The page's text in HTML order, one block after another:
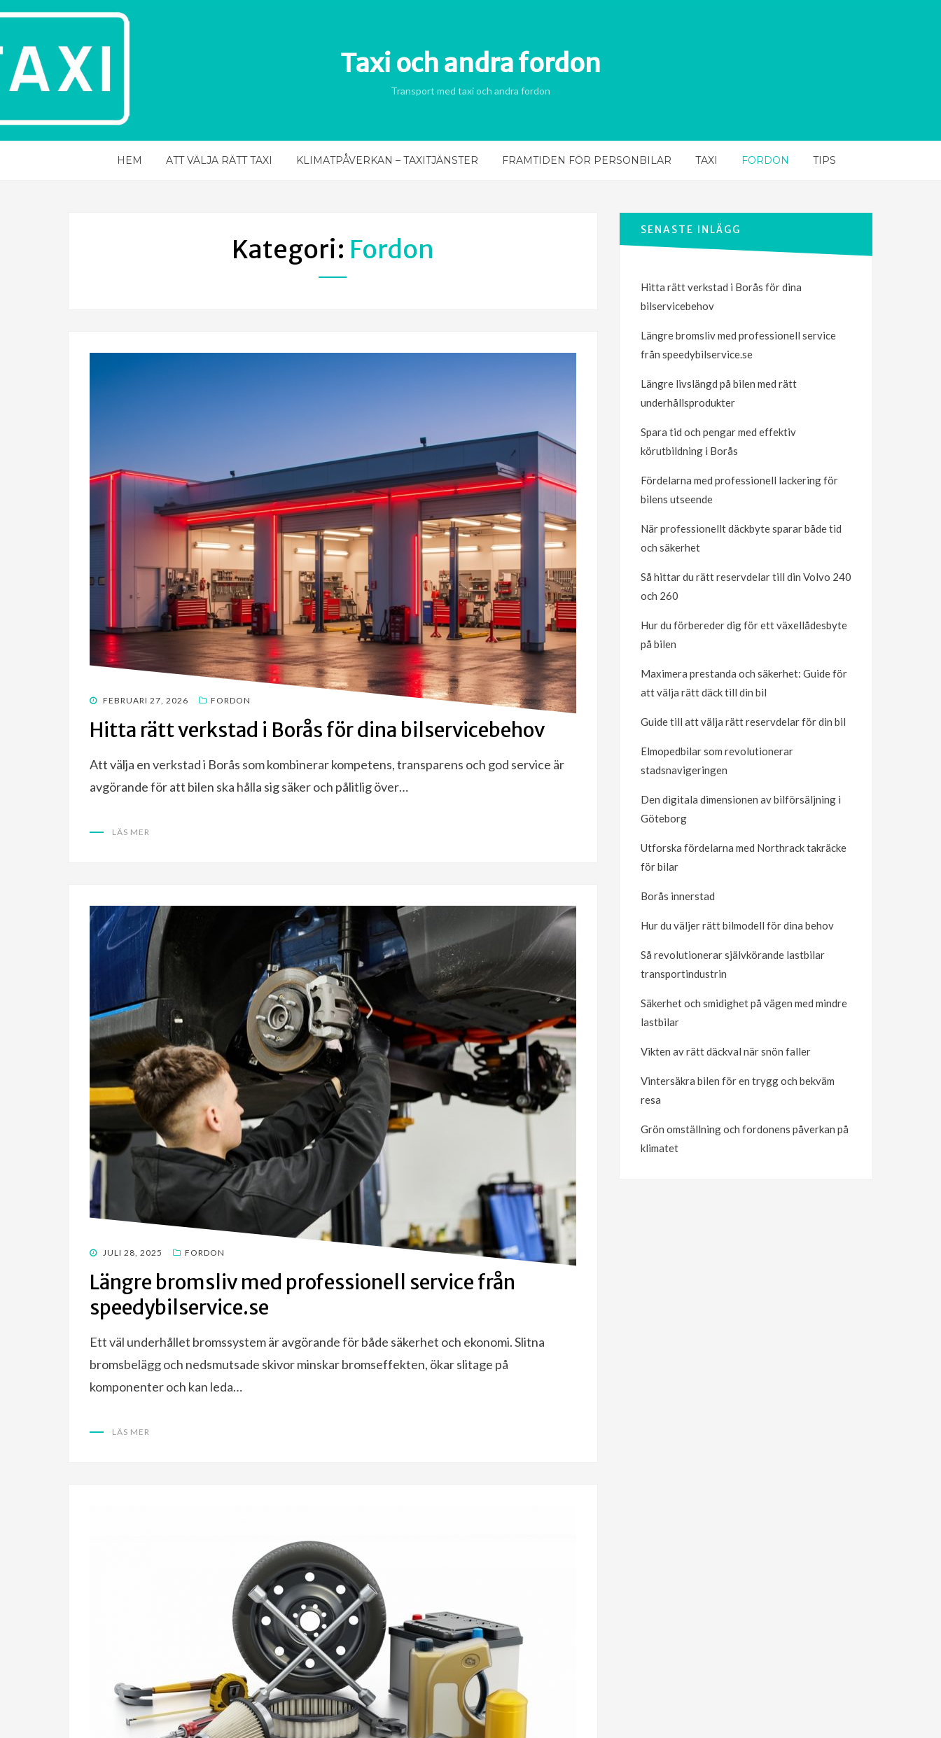
Taxi och andra fordon
Transport med taxi och andra fordon
HEM ATT VÄLJA RÄTT TAXI KLIMATPÅVERKAN – TAXITJÄNSTER FRAMTIDEN FÖR PERSONBILAR TAXI FORDON TIPS
Kategori: Fordon
POSTED
FEBRUARI 27, 2026 FORDON
Hitta rätt verkstad i Borås för dina bilservicebehov
Att välja en verkstad i Borås som kombinerar kompetens, transparens och god service är
avgörande för att bilen ska hålla sig säker och pålitlig över…
LÄS MER
POSTED
JULI 28, 2025 FORDON
Längre bromsliv med professionell service från
speedybilservice.se
Ett väl underhållet bromssystem är avgörande för både säkerhet och ekonomi. Slitna
bromsbelägg och nedsmutsade skivor minskar bromseffekten, ökar slitage på
komponenter och kan leda…
LÄS MER
SENASTE INLÄGG
Hitta rätt verkstad i Borås för dina
bilservicebehov
Längre bromsliv med professionell service
från speedybilservice.se
Längre livslängd på bilen med rätt
underhållsprodukter
Spara tid och pengar med effektiv
körutbildning i Borås
Fördelarna med professionell lackering för
bilens utseende
När professionellt däckbyte sparar både tid
och säkerhet
Så hittar du rätt reservdelar till din Volvo 240
och 260
Hur du förbereder dig för ett växellådesbyte
på bilen
Maximera prestanda och säkerhet: Guide för
att välja rätt däck till din bil
Guide till att välja rätt reservdelar för din bil
Elmopedbilar som revolutionerar
stadsnavigeringen
Den digitala dimensionen av bilförsäljning i
Göteborg
Utforska fördelarna med Northrack takräcke
för bilar
Borås innerstad
Hur du väljer rätt bilmodell för dina behov
Så revolutionerar självkörande lastbilar
transportindustrin
Säkerhet och smidighet på vägen med mindre
lastbilar
Vikten av rätt däckval när snön faller
Vintersäkra bilen för en trygg och bekväm
resa
Grön omställning och fordonens påverkan på
klimatet